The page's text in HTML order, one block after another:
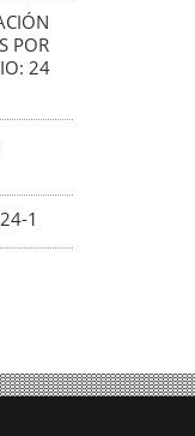
POR
24
1